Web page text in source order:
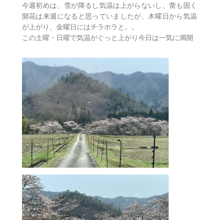
今週初めは、雪が降るし気温は上がらないし、蕾も固く
開花は来週になると思っていましたが、木曜日から気温
が上がり、金曜日にはチラホラと。。
この土曜・日曜で気温がぐっと上がり今日は一気に満開